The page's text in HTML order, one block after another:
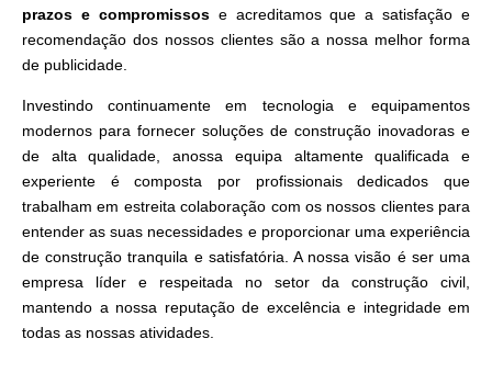
prazos e compromissose acreditamos que a satisfação e
recomendação dos nossos clientes são a nossa melhor forma
de publicidade.
Investindo continuamente em tecnologia e equipamentos
modernos para fornecer soluções de construção inovadoras e
de alta qualidade, anossa equipa altamente qualificada e
experiente é composta por profissionais dedicados que
trabalham em estreita colaboração com os nossos clientes para
entender as suas necessidades e proporcionar uma experiência
de construção tranquila e satisfatória. A nossa visão é ser uma
empresa líder e respeitada no setor da construção civil,
mantendo a nossa reputação de excelência e integridade em
todas as nossas atividades.